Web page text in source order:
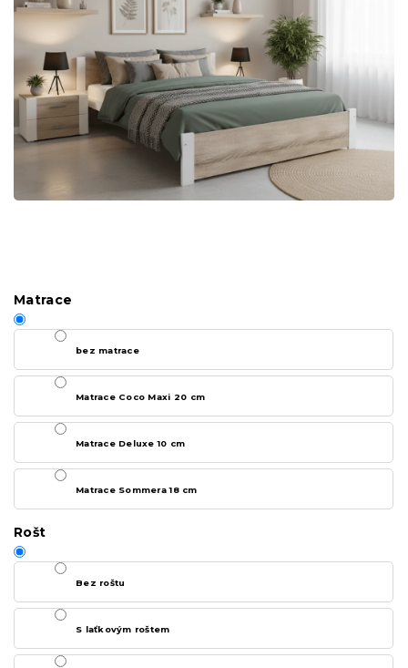
Matrace
bez matrace
Matrace Coco Maxi 20 cm
Matrace Deluxe 10 cm
Matrace Sommera 18 cm
Rošt
Bez roštu
S laťkovým roštem